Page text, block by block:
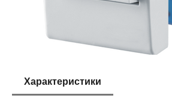
Характеристики